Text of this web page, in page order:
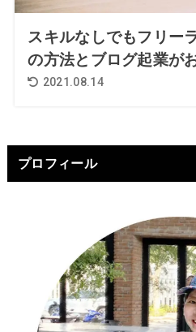
スキルなしでもフリー
の方法とブログ起業が
2021.08.14
プロフィール